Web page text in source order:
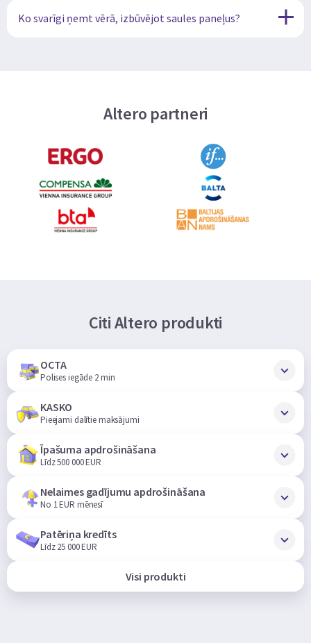
Ko svarīgi ņemt vērā, izbūvējot saules paneļus?
Altero partneri
Citi Altero produkti
OCTA
Polises iegāde 2 min
KASKO
Pieejami dalītie maksājumi
Īpašuma apdrošināšana
Līdz 500 000 EUR
Nelaimes gadījumu apdrošināšana
No 1 EUR mēnesī
Patēriņa kredīts
Līdz 25 000 EUR
Visi produkti